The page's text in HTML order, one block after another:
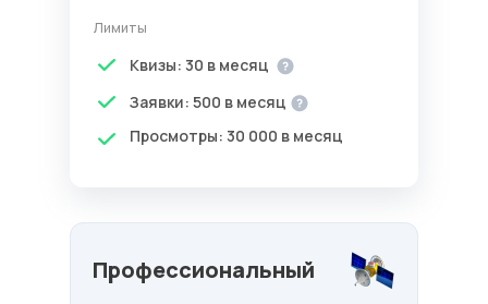
Лимиты
Квизы: 30 в месяц
Заявки: 500 в месяц
Просмотры: 30 000 в месяц
Профессиональный